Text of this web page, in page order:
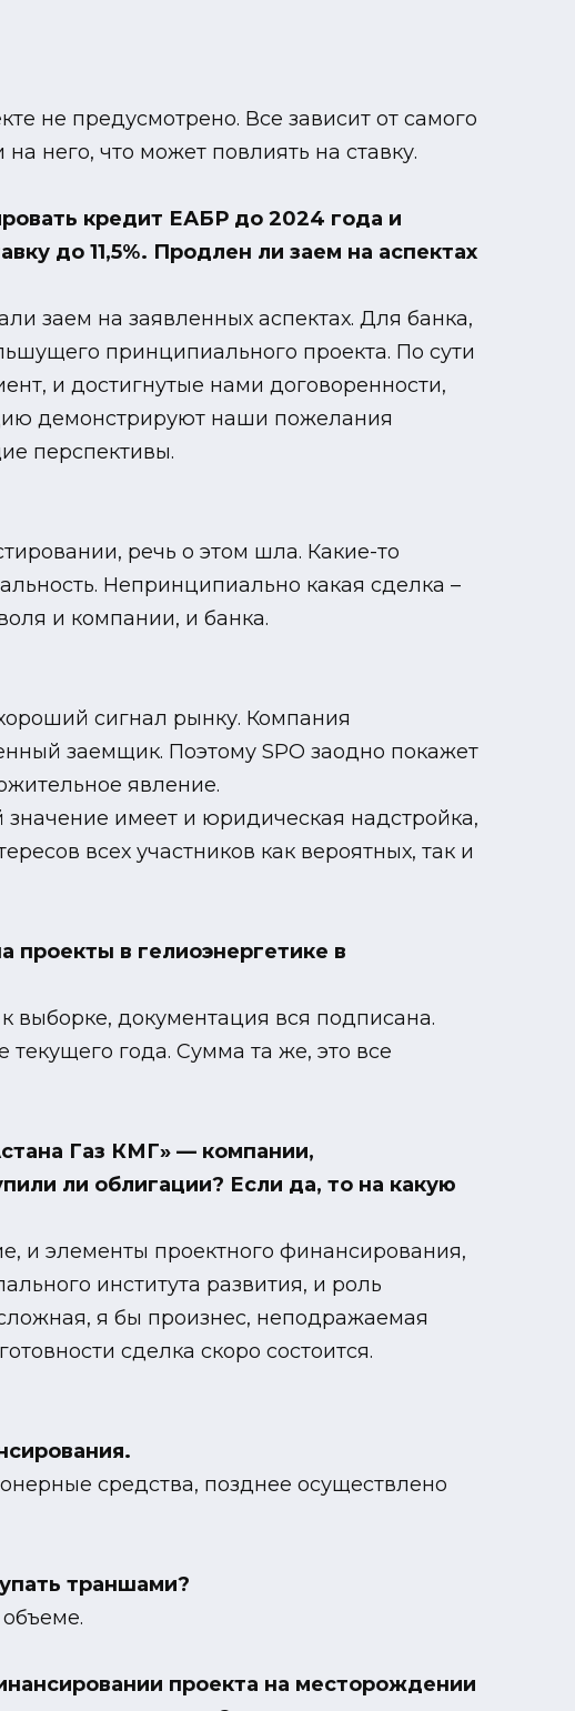
не предусмотрено. Все зависит от самого
него, что может повлиять на ставку.
кредит ЕАБР до 2024 года и
до 11,5%. Продлен ли заем на аспектах
заем на заявленных аспектах. Для банка,
принципиального проекта. По сути
и достигнутые нами договоренности,
демонстрируют наши пожелания
перспективы.
речь о этом шла. Какие-то
Непринципиально какая сделка –
и компании, и банка.
сигнал рынку. Компания
заемщик. Поэтому SPO заодно покажет
явление.
имеет и юридическая надстройка,
всех участников как вероятных, так и
проекты в гелиоэнергетике в
выборке, документация вся подписана.
года. Сумма та же, это все
Газ КМГ» — компании,
ли облигации? Если да, то на какую
и элементы проектного финансирования,
института развития, и роль
я бы произнес, неподражаемая
сделка скоро состоится.
средства, позднее осуществлено
траншами?
проекта на месторождении